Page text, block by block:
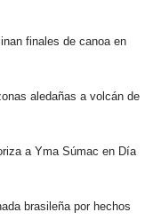
finales de canoa en
aledañas a volcán de
a Yma Súmac en Día
brasileña por hechos